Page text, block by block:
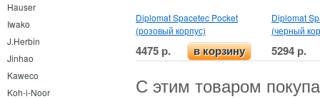
Hauser
Iwako
J.Herbin
Jinhao
Kaweco
Koh-i-Noor
Diplomat Spacetec Pocket
(розовый корпус)
4475 р. в корзину
Diplomat
(черный
5294 р.
С этим товаром